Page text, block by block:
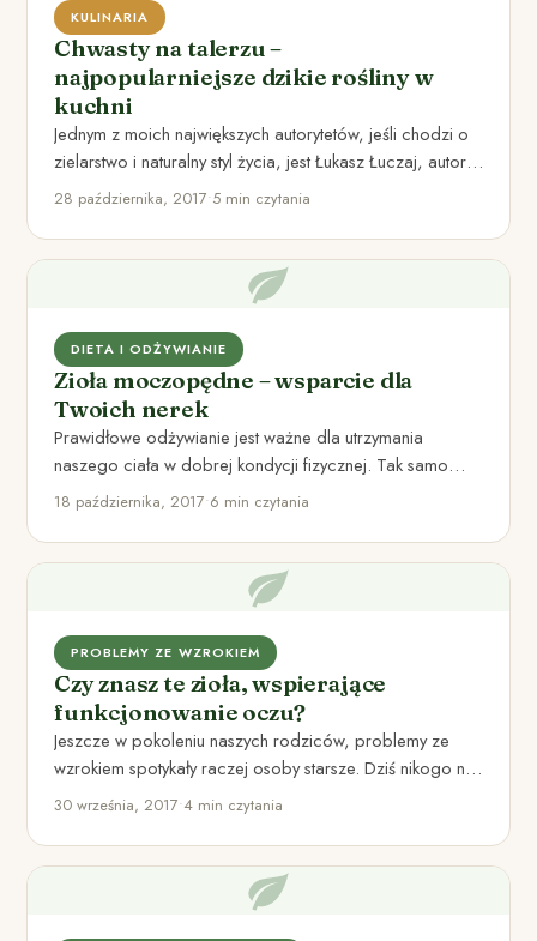
KULINARIA
Chwasty na talerzu –
najpopularniejsze dzikie rośliny w
kuchni
Jednym z moich największych autorytetów, jeśli chodzi o
zielarstwo i naturalny styl życia, jest Łukasz Łuczaj, autor
takich…
28 października, 2017•5 min czytania
DIETA I ODŻYWIANIE
Zioła moczopędne – wsparcie dla
Twoich nerek
Prawidłowe odżywianie jest ważne dla utrzymania
naszego ciała w dobrej kondycji fizycznej. Tak samo
ważna, a często zaniedbywana…
18 października, 2017•6 min czytania
PROBLEMY ZE WZROKIEM
Czy znasz te zioła, wspierające
funkcjonowanie oczu?
Jeszcze w pokoleniu naszych rodziców, problemy ze
wzrokiem spotykały raczej osoby starsze. Dziś nikogo nie
dziwi widok dzieci…
30 września, 2017•4 min czytania